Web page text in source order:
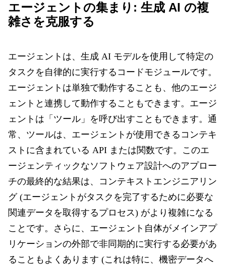
エージェントの集まり: 生成 AI の複
雑さを克服する
エージェントは、生成 AI モデルを使用して特定の
タスクを自律的に実行するコードモジュールです。
エージェントは単独で動作することも、他のエージ
ェントと連携して動作することもできます。エージ
ェントは「ツール」を呼び出すこともできます。通
常、ツールは、エージェントが使用できるコンテキ
ストに含まれている API または関数です。このエ
ージェンティックなソフトウェア設計へのアプロー
チの最終的な結果は、コンテキストエンジニアリン
グ(エージェントがタスクを完了するために必要な
関連データを取得するプロセス) がより複雑になる
ことです。さらに、エージェント自体がメインアプ
リケーションの外部で非同期的に実行する必要があ
ることもよくあります (これは特に、機密データへ